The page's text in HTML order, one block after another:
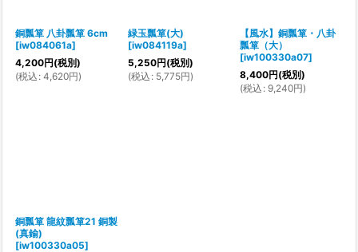
銅瓢箪 八卦瓢箪 6cm
[iw084061a]
4,200円(税別)
(税込 : 4,620円)
緑玉瓢箪(大)
[iw084119a]
5,250円(税別)
(税込 : 5,775円)
【風水】銅瓢箪・八卦
瓢箪（大）
[iw100330a07]
8,400円(税別)
(税込 : 9,240円)
銅瓢箪 龍紋瓢箪21 銅製
(真鍮)
[iw100330a05]